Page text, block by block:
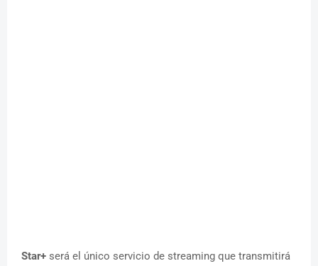
Star+ será el único servicio de streaming que transmitirá